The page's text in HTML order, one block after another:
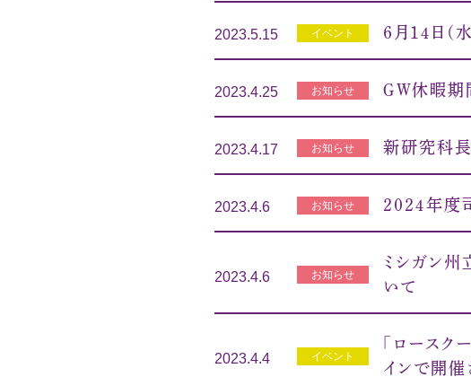
2023.5.15 イベント ６月１４日
2023.4.25 お知らせ ＧＷ休暇期
2023.4.17 お知らせ 新研究科
2023.4.6 お知らせ ２０２４年
2023.4.6 お知らせ
ミシガン
いて
2023.4.4 イベント
「ロース
インで開催